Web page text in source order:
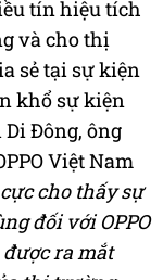
tín hiệu tích
và cho thị
sẻ tại sự kiện
khổ sự kiện
Di Đông, ông
Việt Nam
cho thấy sự
đối với OPPO
ra mắt